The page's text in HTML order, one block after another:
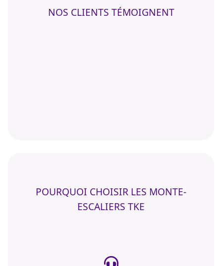
NOS CLIENTS TÉMOIGNENT
POURQUOI CHOISIR LES MONTE-
ESCALIERS TKE